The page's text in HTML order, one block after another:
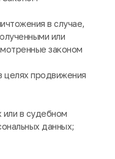
в случае,
или
законом
целях продвижения
или в судебном
данных;